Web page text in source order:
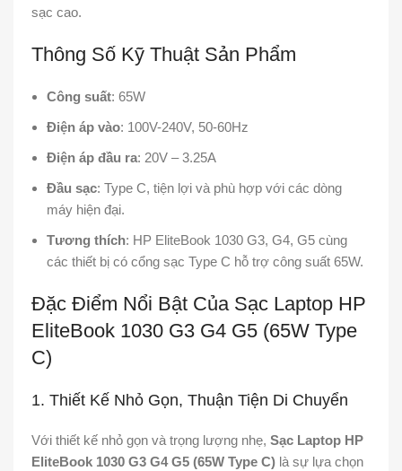
sạc cao.
Thông Số Kỹ Thuật Sản Phẩm
Công suất: 65W
Điện áp vào: 100V-240V, 50-60Hz
Điện áp đầu ra: 20V – 3.25A
Đầu sạc: Type C, tiện lợi và phù hợp với các dòng
máy hiện đại.
Tương thích: HP EliteBook 1030 G3, G4, G5 cùng
các thiết bị có cổng sạc Type C hỗ trợ công suất 65W.
Đặc Điểm Nổi Bật Của Sạc Laptop HP
EliteBook 1030 G3 G4 G5 (65W Type
C)
1. Thiết Kế Nhỏ Gọn, Thuận Tiện Di Chuyển
Với thiết kế nhỏ gọn và trọng lượng nhẹ, Sạc Laptop HP
EliteBook 1030 G3 G4 G5 (65W Type C) là sự lựa chọn